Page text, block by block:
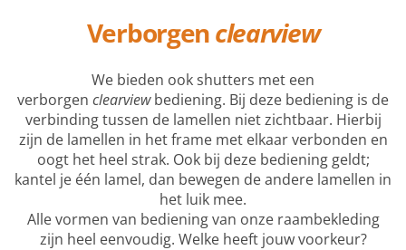
Verborgenclearview
We bieden ook shutters met een
verborgen clearviewbediening. Bij deze bediening is de
verbinding tussen de lamellen niet zichtbaar. Hierbij
zijn de lamellen in het frame met elkaar verbonden en
oogt het heel strak. Ook bij deze bediening geldt;
kantel je één lamel, dan bewegen de andere lamellen in
het luik mee.
Alle vormen van bediening van onze raambekleding
zijn heel eenvoudig. Welke heeft jouw voorkeur?